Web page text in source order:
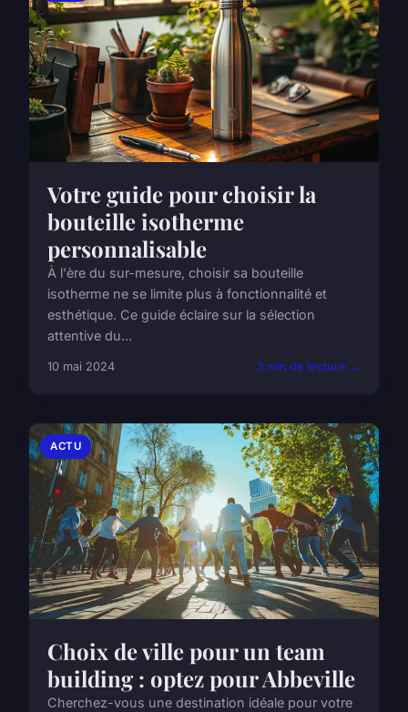
Votre guide pour choisir la
bouteille isotherme
personnalisable
À l'ère du sur-mesure, choisir sa bouteille
isotherme ne se limite plus à fonctionnalité et
esthétique. Ce guide éclaire sur la sélection
attentive du...
10 mai 2024 3 min de lecture →
ACTU
Choix de ville pour un team
building : optez pour Abbeville
Cherchez-vous une destination idéale pour votre